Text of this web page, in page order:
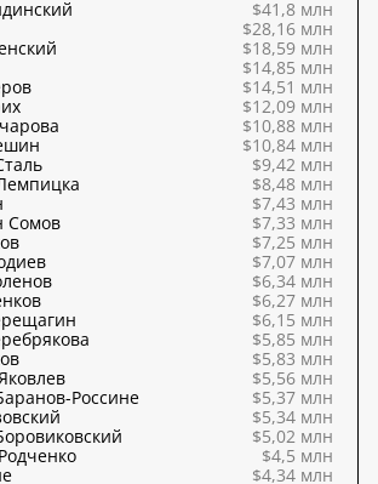
$41,8 млн
$28,16 млн
$18,59 млн
$14,85 млн
$14,51 млн
$12,09 млн
$10,88 млн
$10,84 млн
$9,42 млн
$8,48 млн
$7,43 млн
Сомов
$7,33 млн
$7,25 млн
$7,07 млн
$6,34 млн
$6,27 млн
$6,15 млн
$5,85 млн
$5,83 млн
$5,56 млн
Россине
$5,37 млн
$5,34 млн
$5,02 млн
$4,5 млн
$4,34 млн